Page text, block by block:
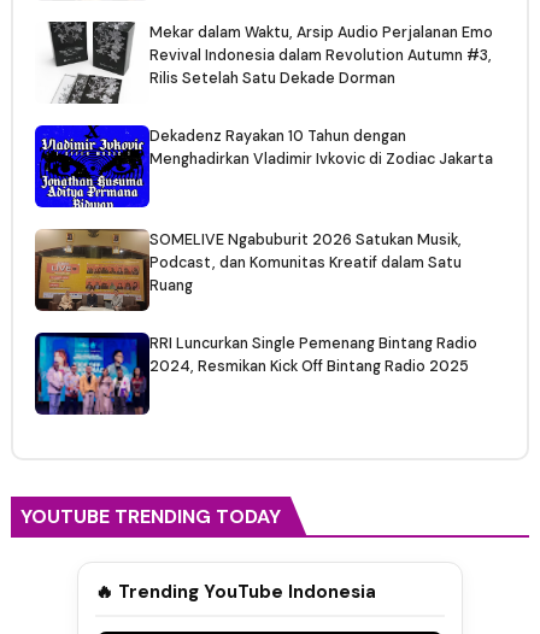
Mekar dalam Waktu, Arsip Audio Perjalanan Emo
Revival Indonesia dalam Revolution Autumn #3,
Rilis Setelah Satu Dekade Dorman
Dekadenz Rayakan 10 Tahun dengan
Menghadirkan Vladimir Ivkovic di Zodiac Jakarta
SOMELIVE Ngabuburit 2026 Satukan Musik,
Podcast, dan Komunitas Kreatif dalam Satu
Ruang
RRI Luncurkan Single Pemenang Bintang Radio
2024, Resmikan Kick Off Bintang Radio 2025
YOUTUBE TRENDING TODAY
🔥 Trending YouTube Indonesia